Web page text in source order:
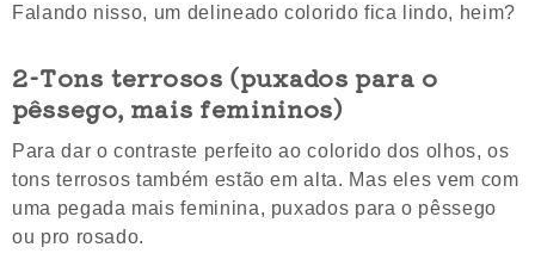
Falando nisso, um delineado colorido fica lindo, heim?
2-Tons terrosos (puxados para o
pêssego, mais femininos)
Para dar o contraste perfeito ao colorido dos olhos, os
tons terrosos também estão em alta. Mas eles vem com
uma pegada mais feminina, puxados para o pêssego
ou pro rosado.